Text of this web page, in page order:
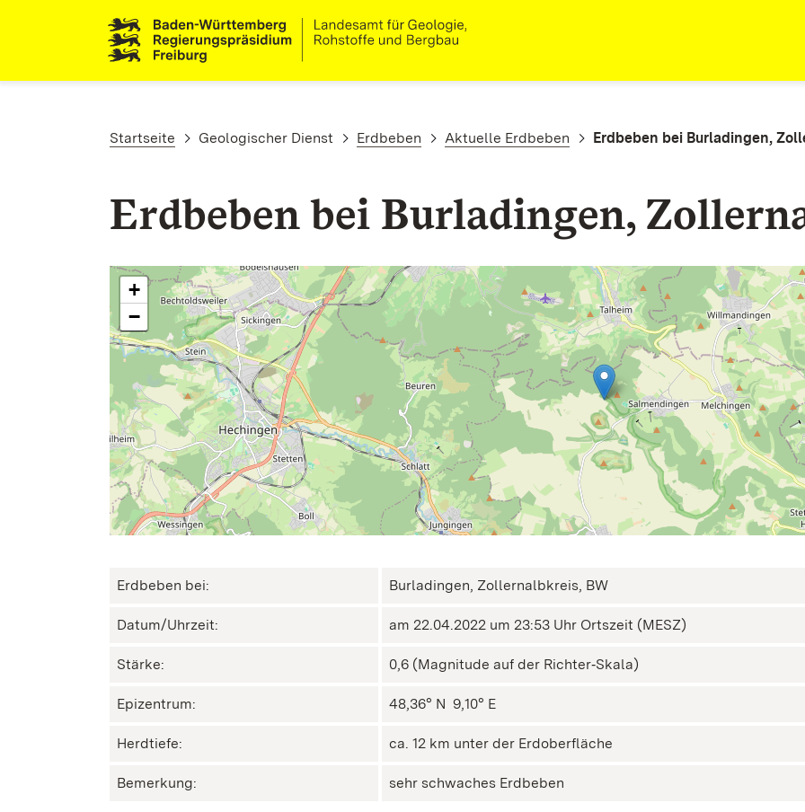
Pfadnavigation
Startseite Geologischer Dienst Erdbeben Aktuelle Erdbeben Erdbeben bei Burladingen,
Erdbeben bei Burladingen,
+
−
Erdbeben bei: Burladingen, Zollernalbkreis, BW
Datum/Uhrzeit: am 22.04.2022 um 23:53 Uhr Ortszeit (MESZ)
Stärke: 0,6 (Magnitude auf der Richter‑Skala)
Epizentrum: 48,36° N ㅤ 9,10° E
Herdtiefe: ca. 12 km unter der Erdoberfläche
Bemerkung: sehr schwaches Erdbeben